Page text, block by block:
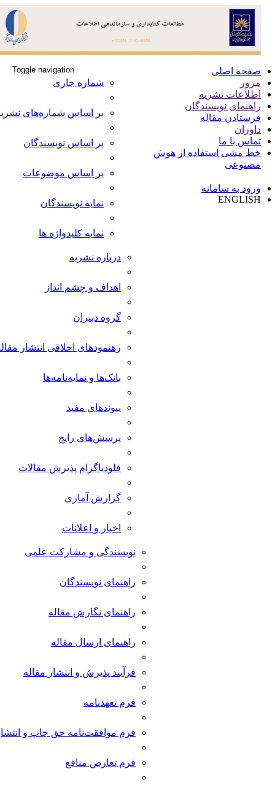
Toggle navigation
صفحه اصلی
مرور
شماره جاری
بر اساس شماره‌های
بر اساس نویسندگان
بر اساس موضوعات
نمایه نویسندگان
نمایه کلیدواژه ها
اطلاعات نشریه
درباره نشریه
اهداف و چشم انداز
گروه دبیران
رهنمودهای اخلاقی انتشار
بانک‌ها و نمایه‌‌نامه‌ها
پیوندهای مفید
پرسش‌های رایج
فلودیاگرام پذیرش مقالات
گزارش آماری
اخبار و اعلانات
راهنمای نویسندگان
نویسندگی و مشارکت علمی
راهنمای نویسندگان
راهنمای نگارش مقاله
راهنمای ارسال مقاله
فرآیند پذیرش و انتشار مقاله
فرم تعهدنامه
فرم موافقت‌نامه حق چاپ و
فرم تعارض منافع
فرستادن مقاله
داوران
تماس با ما
خط مشی استفاده از هوش
مصنوعی
ورود به سامانه
ENGLISH